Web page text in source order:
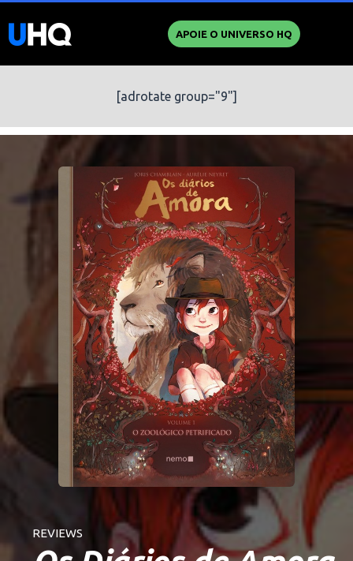
APOIE O UNIVERSO HQ
[adrotate group="9"]
REVIEWS